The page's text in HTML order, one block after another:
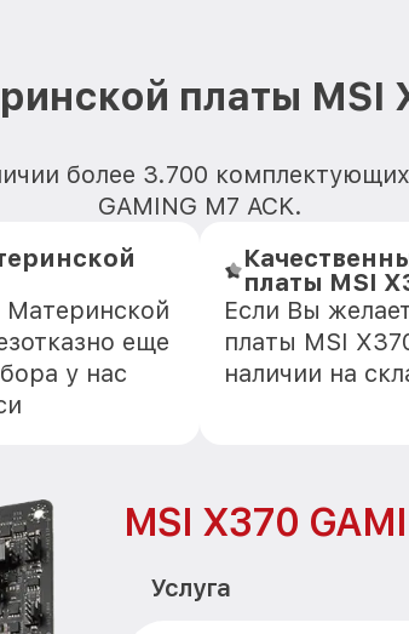
платы MSI
более 3.700
GAMING M7 ACK.
Материнской
еще
у нас
платы MSI
Если Вы
платы MSI
наличии на
MSI X370
Услуга